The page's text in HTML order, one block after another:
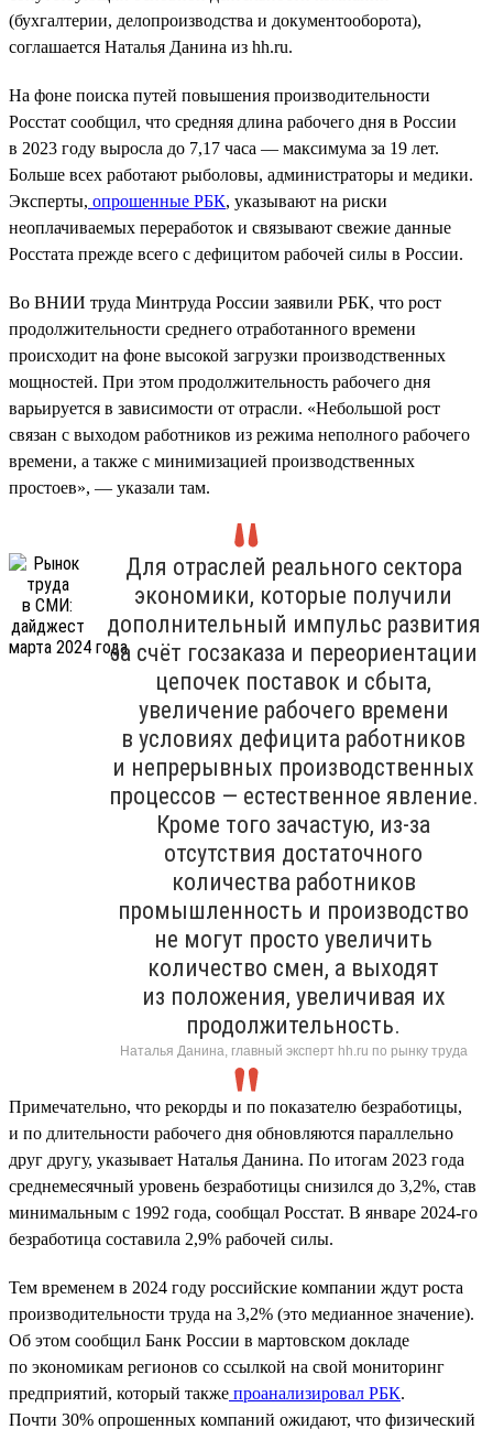
(бухгалтерии, делопроизводства и документооборота),
соглашается Наталья Данина из hh.ru.
На фоне поиска путей повышения производительности
Росстат сообщил, что средняя длина рабочего дня в России
в 2023 году выросла до 7,17 часа — максимума за 19 лет.
Больше всех работают рыболовы, администраторы и медики.
Эксперты, опрошенные РБК, указывают на риски
неоплачиваемых переработок и связывают свежие данные
Росстата прежде всего с дефицитом рабочей силы в России.
Во ВНИИ труда Минтруда России заявили РБК, что рост
продолжительности среднего отработанного времени
происходит на фоне высокой загрузки производственных
мощностей. При этом продолжительность рабочего дня
варьируется в зависимости от отрасли. «Небольшой рост
связан с выходом работников из режима неполного рабочего
времени, а также с минимизацией производственных
простоев», — указали там.
Для отраслей реального сектора
экономики, которые получили
дополнительный импульс развития
за счёт госзаказа и переориентации
цепочек поставок и сбыта,
увеличение рабочего времени
в условиях дефицита работников
и непрерывных производственных
процессов — естественное явление.
Кроме того зачастую, из-за
отсутствия достаточного
количества работников
промышленность и производство
не могут просто увеличить
количество смен, а выходят
из положения, увеличивая их
продолжительность.
Наталья Данина, главный эксперт hh.ru по рынку труда
Примечательно, что рекорды и по показателю безработицы,
и по длительности рабочего дня обновляются параллельно
друг другу, указывает Наталья Данина. По итогам 2023 года
среднемесячный уровень безработицы снизился до 3,2%, став
минимальным с 1992 года, сообщал Росстат. В январе 2024-го
безработица составила 2,9% рабочей силы.
Тем временем в 2024 году российские компании ждут роста
производительности труда на 3,2% (это медианное значение).
Об этом сообщил Банк России в мартовском докладе
по экономикам регионов со ссылкой на свой мониторинг
предприятий, который также проанализировал РБК.
Почти 30% опрошенных компаний ожидают, что физический